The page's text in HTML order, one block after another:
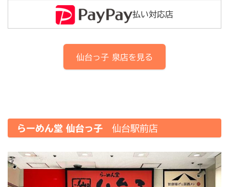
払い対応店
仙台っ子 泉店を見る
らーめん堂 仙台っ子 仙台駅前店